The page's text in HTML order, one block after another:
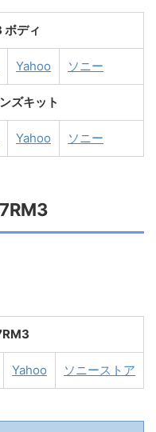
ディ
Yahoo ソニー
ズキット
Yahoo ソニー
Yahoo ソニーストア